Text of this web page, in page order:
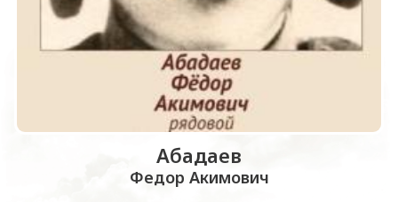
Абадаев
Федор Акимович